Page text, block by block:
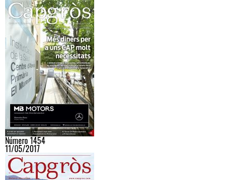
Número 1454
11/05/2017